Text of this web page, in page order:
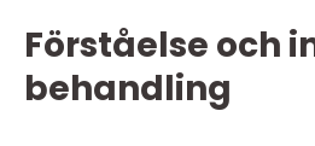
Förståelse och
behandling